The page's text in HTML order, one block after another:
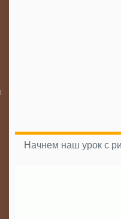
Начнем наш урок с